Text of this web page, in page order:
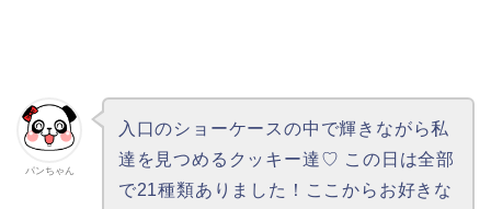
パンちゃん
入口のショーケースの中で輝きながら私
達を見つめるクッキー達♡ この日は全部
で21種類ありました！ここからお好きな